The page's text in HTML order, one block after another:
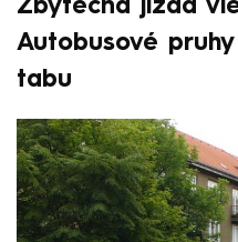
Zbytečná jízda
Autobusové
tabu